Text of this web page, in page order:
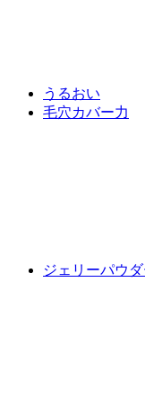
うるおい
毛穴カバー力
ジェリーパウ